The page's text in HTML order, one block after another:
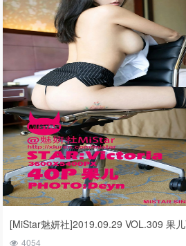
[MiStar魅妍社]2019.09.29 VOL.309 果
4054